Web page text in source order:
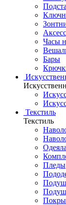
Часы
Бары
Текстиль
Текстиль
Одеяла
Пледы